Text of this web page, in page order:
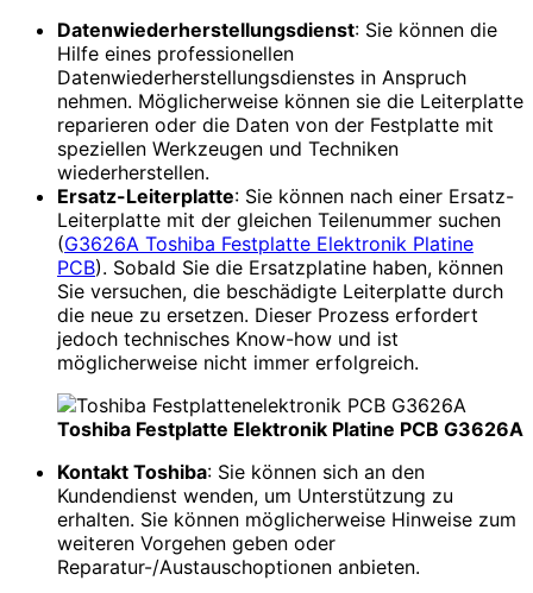
Datenwiederherstellungsdienst: Sie können die
Hilfe eines professionellen
Datenwiederherstellungsdienstes in Anspruch
nehmen. Möglicherweise können sie die Leiterplatte
reparieren oder die Daten von der Festplatte mit
speziellen Werkzeugen und Techniken
wiederherstellen.
Ersatz-Leiterplatte: Sie können nach einer Ersatz-
Leiterplatte mit der gleichen Teilenummer suchen
(G3626A Toshiba Festplatte Elektronik Platine
PCB). Sobald Sie die Ersatzplatine haben, können
Sie versuchen, die beschädigte Leiterplatte durch
die neue zu ersetzen. Dieser Prozess erfordert
jedoch technisches Know-how und ist
möglicherweise nicht immer erfolgreich.
Toshiba Festplatte Elektronik Platine PCB G3626A
Kontakt Toshiba: Sie können sich an den
Kundendienst wenden, um Unterstützung zu
erhalten. Sie können möglicherweise Hinweise zum
weiteren Vorgehen geben oder
Reparatur-/Austauschoptionen anbieten.